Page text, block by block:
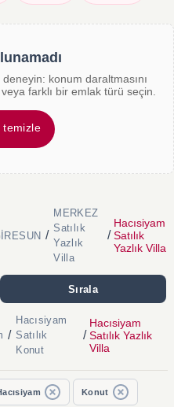
konum daraltmasını
veya farklı bir emlak türü seçin.
temizle
/
MERKEZ
Satılık
Yazlık
Villa
/
Hacısiyam
Satılık
Yazlık Villa
Sırala
/
Hacısiyam
Satılık
Konut
/
Hacısiyam
Satılık Yazlık
Villa
Konut